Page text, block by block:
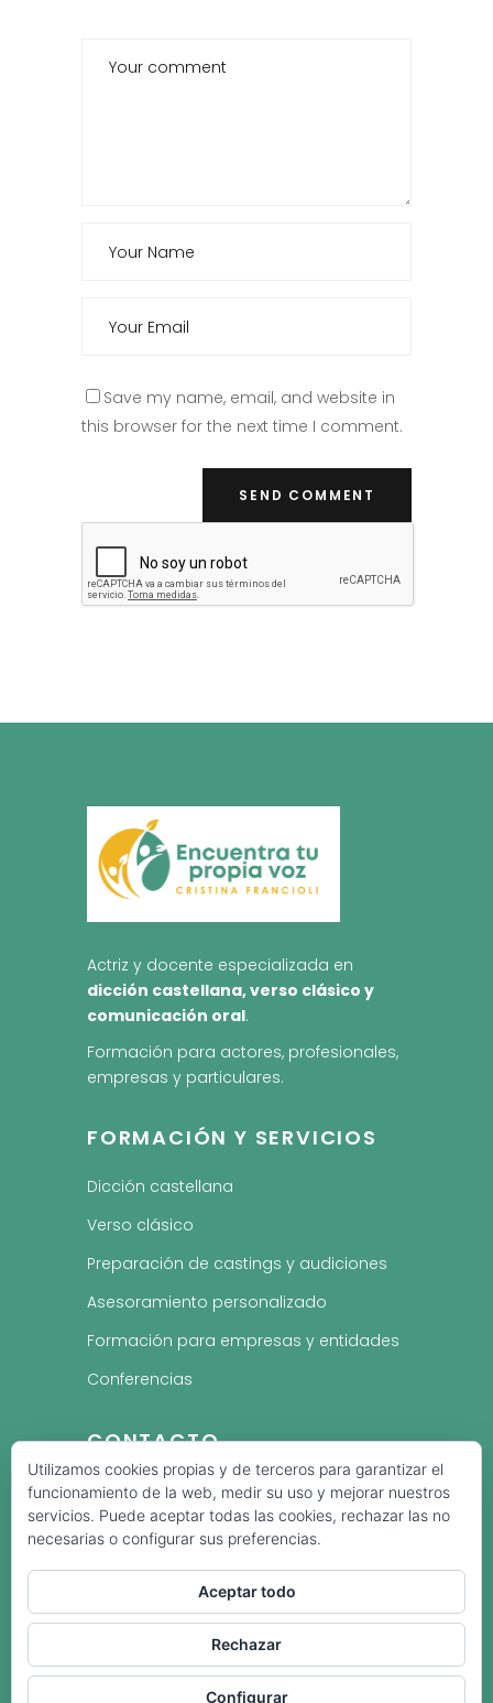
Save my name, email, and website in
this browser for the next time I comment.
Actriz y docente especializada en
dicción castellana, verso clásico y
comunicación oral.
Formación para actores, profesionales,
empresas y particulares.
FORMACIÓN Y SERVICIOS
Dicción castellana
Verso clásico
Preparación de castings y audiciones
Asesoramiento personalizado
Formación para empresas y entidades
Conferencias
CONTACTO
¿Quieres trabajar tuvoz, dicción, verso
o comunicación?
Cuéntame qué necesitas o reserva
directamente tu sesión.
RESERVAR CITA
Utilizamos cookies propias y de terceros para garantizar el
funcionamiento de la web, medir su uso y mejorar nuestros
servicios. Puede aceptar todas las cookies, rechazar las no
necesarias o configurar sus preferencias.
Aceptar todo
Rechazar
Configurar